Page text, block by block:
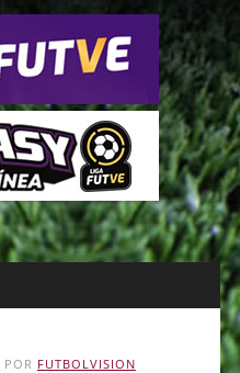
POR FUTBOLVISION